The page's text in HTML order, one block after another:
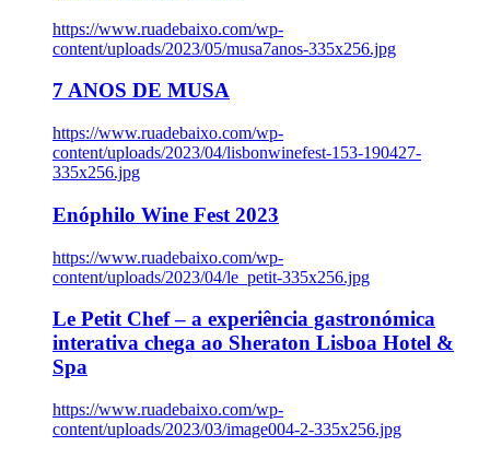
https://www.ruadebaixo.com/wp-
content/uploads/2023/05/musa7anos-335x256.jpg
7 ANOS DE MUSA
https://www.ruadebaixo.com/wp-
content/uploads/2023/04/lisbonwinefest-153-190427-
335x256.jpg
Enóphilo Wine Fest 2023
https://www.ruadebaixo.com/wp-
content/uploads/2023/04/le_petit-335x256.jpg
Le Petit Chef – a experiência gastronómica
interativa chega ao Sheraton Lisboa Hotel &
Spa
https://www.ruadebaixo.com/wp-
content/uploads/2023/03/image004-2-335x256.jpg